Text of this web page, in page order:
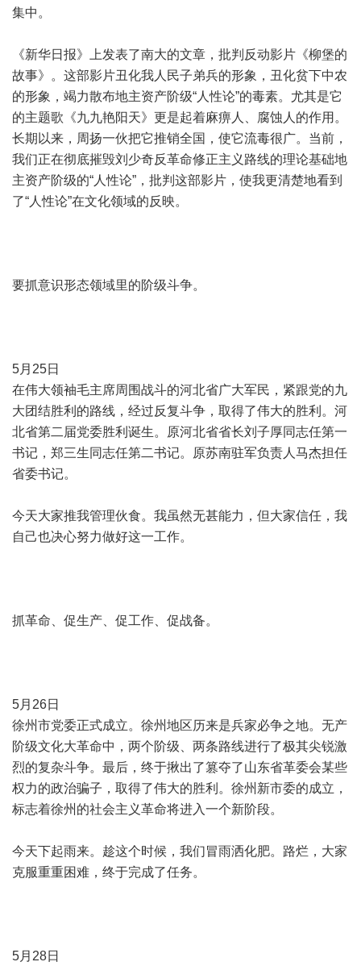
集中。
《新华日报》上发表了南大的文章，批判反动影片《柳堡的
故事》。这部影片丑化我人民子弟兵的形象，丑化贫下中农
的形象，竭力散布地主资产阶级“人性论”的毒素。尤其是它
的主题歌《九九艳阳天》更是起着麻痹人、腐蚀人的作用。
长期以来，周扬一伙把它推销全国，使它流毒很广。当前，
我们正在彻底摧毁刘少奇反革命修正主义路线的理论基础地
主资产阶级的“人性论”，批判这部影片，使我更清楚地看到
了“人性论”在文化领域的反映。
要抓意识形态领域里的阶级斗争。
5月25日
在伟大领袖毛主席周围战斗的河北省广大军民，紧跟党的九
大团结胜利的路线，经过反复斗争，取得了伟大的胜利。河
北省第二届党委胜利诞生。原河北省省长刘子厚同志任第一
书记，郑三生同志任第二书记。原苏南驻军负责人马杰担任
省委书记。
今天大家推我管理伙食。我虽然无甚能力，但大家信任，我
自己也决心努力做好这一工作。
抓革命、促生产、促工作、促战备。
5月26日
徐州市党委正式成立。徐州地区历来是兵家必争之地。无产
阶级文化大革命中，两个阶级、两条路线进行了极其尖锐激
烈的复杂斗争。最后，终于揪出了篡夺了山东省革委会某些
权力的政治骗子，取得了伟大的胜利。徐州新市委的成立，
标志着徐州的社会主义革命将进入一个新阶段。
今天下起雨来。趁这个时候，我们冒雨洒化肥。路烂，大家
克服重重困难，终于完成了任务。
5月28日